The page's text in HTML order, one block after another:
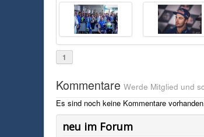
1
Kommentare Werde Mitglied und
Es sind noch keine Kommentare
neu im Forum